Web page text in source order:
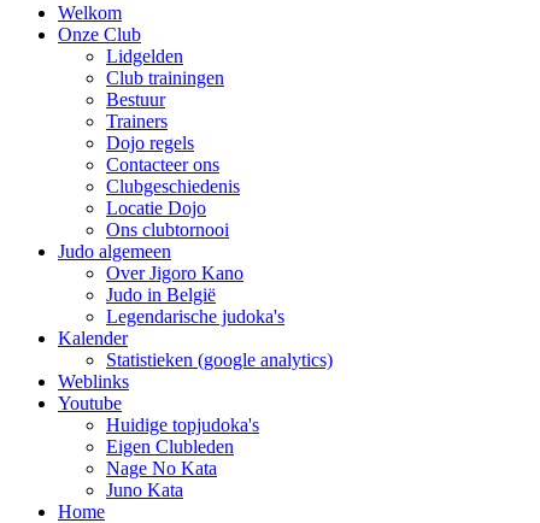
Welkom
Onze Club
Lidgelden
Club trainingen
Bestuur
Trainers
Dojo regels
Contacteer ons
Clubgeschiedenis
Locatie Dojo
Ons clubtornooi
Judo algemeen
Over Jigoro Kano
Judo in België
Legendarische judoka's
Kalender
Statistieken (google analytics)
Weblinks
Youtube
Huidige topjudoka's
Eigen Clubleden
Nage No Kata
Juno Kata
Home